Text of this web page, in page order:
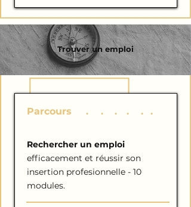
Trouver un emploi
Parcours . M. . . O. .
Rechercher un emploi
efficacement et réussir son
insertion profesionnelle - 10
modules.